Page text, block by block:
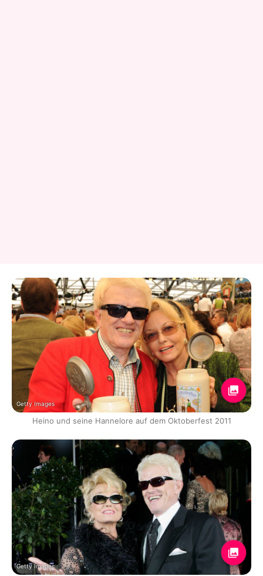
Getty Images
Heino und seine Hannelore auf dem Oktoberfest 2011
Getty Images